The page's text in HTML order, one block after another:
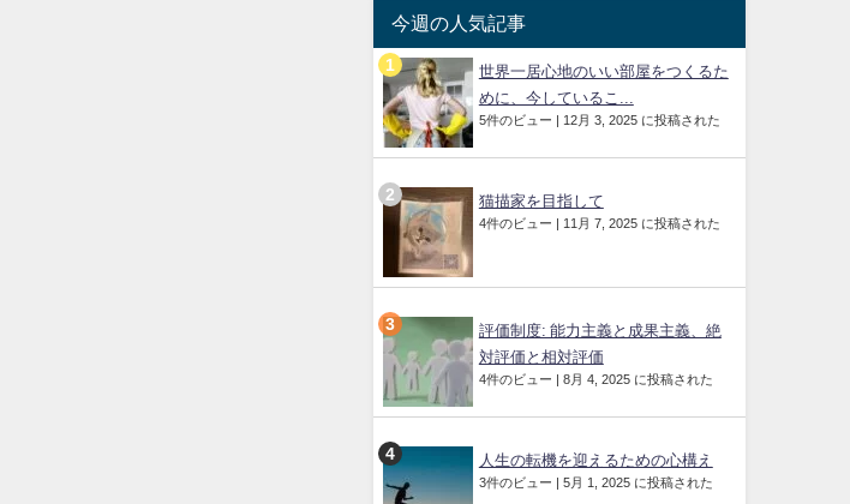
今週の人気記事
世界一居心地のいい部屋をつくるた
めに、今しているこ...
5件のビュー | 12月 3, 2025 に投稿された
猫描家を目指して
4件のビュー | 11月 7, 2025 に投稿された
評価制度: 能力主義と成果主義、絶
対評価と相対評価
4件のビュー | 8月 4, 2025 に投稿された
人生の転機を迎えるための心構え
3件のビュー | 5月 1, 2025 に投稿された